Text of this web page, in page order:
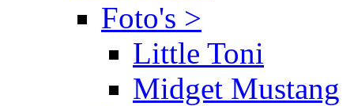
Foto's >
Little Toni
Midget Mustang